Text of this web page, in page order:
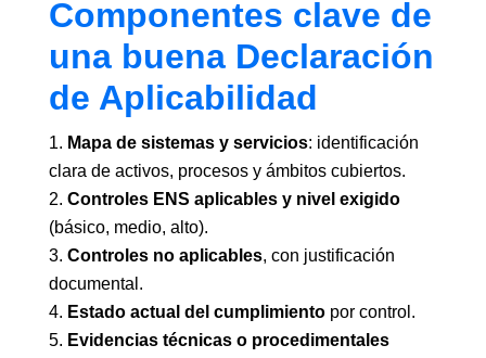
Componentes clave de
una buena Declaración
de Aplicabilidad
Mapa de sistemas y servicios: identificación
clara de activos, procesos y ámbitos cubiertos.
Controles ENS aplicables y nivel exigido
(básico, medio, alto).
Controles no aplicables, con justificación
documental.
Estado actual del cumplimientopor control.
Evidencias técnicas o procedimentales